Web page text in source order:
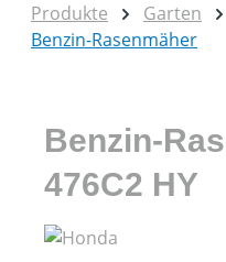
Produkte Garten
Benzin-Rasenmäher
Benzin-
476C2 HY